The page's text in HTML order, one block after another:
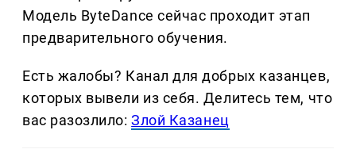
Модель ByteDance сейчас проходит этап
предварительного обучения.
Есть жалобы? Канал для добрых казанцев,
которых вывели из себя. Делитеcь тем, что
вас разозлило:Злой Казанец